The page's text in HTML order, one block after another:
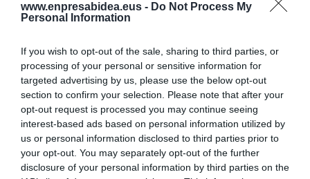
www.enpresabidea.eus - Do Not Process My
Personal Information
If you wish to opt-out of the sale, sharing to third parties, or
processing of your personal or sensitive information for
targeted advertising by us, please use the below opt-out
section to confirm your selection. Please note that after your
opt-out request is processed you may continue seeing
interest-based ads based on personal information utilized by
us or personal information disclosed to third parties prior to
your opt-out. You may separately opt-out of the further
disclosure of your personal information by third parties on the
IRAKURRIENAK